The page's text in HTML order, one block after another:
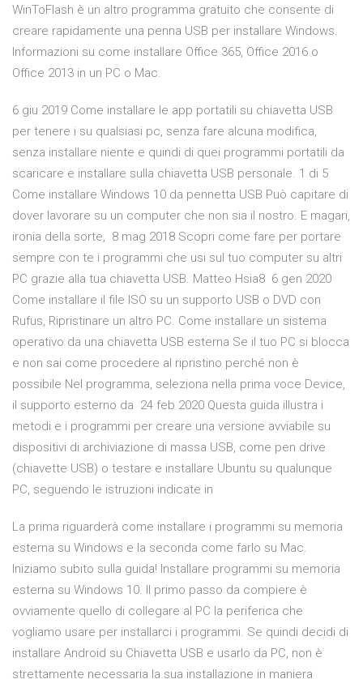
WinToFlash è un altro programma gratuito che consente di
creare rapidamente una penna USB per installare Windows.
Informazioni su come installare Office 365, Office 2016 o
Office 2013 in un PC o Mac.
6 giu 2019 Come installare le app portatili su chiavetta USB
per tenere i su qualsiasi pc, senza fare alcuna modifica,
senza installare niente e quindi di quei programmi portatili da
scaricare e installare sulla chiavetta USB personale. 1 di 5
Come installare Windows 10 da pennetta USB Può capitare di
dover lavorare su un computer che non sia il nostro. E magari,
ironia della sorte, 8 mag 2018 Scopri come fare per portare
sempre con te i programmi che usi sul tuo computer su altri
PC grazie alla tua chiavetta USB. Matteo Hsia8 6 gen 2020
Come installare il file ISO su un supporto USB o DVD con
Rufus, Ripristinare un altro PC. Come installare un sistema
operativo da una chiavetta USB esterna Se il tuo PC si blocca
e non sai come procedere al ripristino perché non è
possibile Nel programma, seleziona nella prima voce Device,
il supporto esterno da 24 feb 2020 Questa guida illustra i
metodi e i programmi per creare una versione avviabile su
dispositivi di archiviazione di massa USB, come pen drive
(chiavette USB) o testare e installare Ubuntu su qualunque
PC, seguendo le istruzioni indicate in
La prima riguarderà come installare i programmi su memoria
esterna su Windows e la seconda come farlo su Mac.
Iniziamo subito sulla guida! Installare programmi su memoria
esterna su Windows 10. Il primo passo da compiere è
ovviamente quello di collegare al PC la periferica che
vogliamo usare per installarci i programmi. Se quindi decidi di
installare Android su Chiavetta USB e usarlo da PC, non è
strettamente necessaria la sua installazione in maniera